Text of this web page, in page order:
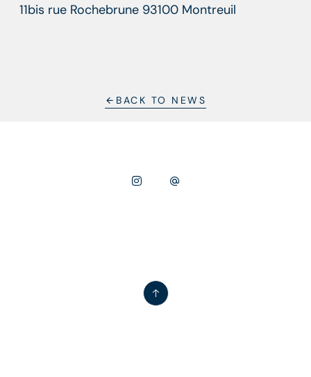
11bis rue Rochebrune 93100 Montreuil
BACK TO NEWS